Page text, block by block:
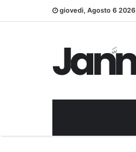
giovedì, Agosto 6 2026